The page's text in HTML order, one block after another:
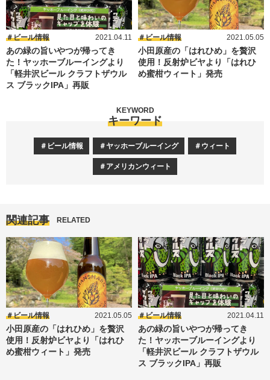
ビール情報 2021.04.11
あの緑の旨いやつが帰ってき
た！ヤッホーブルーイングより
「軽井沢ビール クラフトザウル
ス ブラックIPA」再販
ビール情報 2021.05.05
小田原産の「はれひめ」を贅沢
使用！反射炉ビヤより「はれひ
め蜜柑ウィート」発売
キーワード
KEYWORD
ビール情報 ヤッホーブルーイング ウィート
アメリカンウィート
関連記事 RELATED
ビール情報 2021.05.05
小田原産の「はれひめ」を贅沢
使用！反射炉ビヤより「はれひ
め蜜柑ウィート」発売
ビール情報 2021.04.11
あの緑の旨いやつが帰ってき
た！ヤッホーブルーイングより
「軽井沢ビール クラフトザウル
ス ブラックIPA」再販